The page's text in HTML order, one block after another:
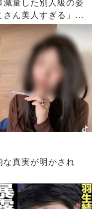
減量した別人級の姿
ん美人すぎる」
真実が明かされ